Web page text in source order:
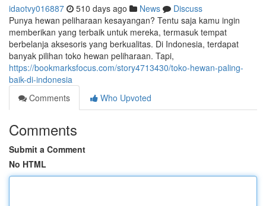
idaotvy016887 510 days ago News
Discuss
Punya hewan peliharaan kesayangan? Tentu saja kamu ingin
memberikan yang terbaik untuk mereka, termasuk tempat
berbelanja aksesoris yang berkualitas. Di Indonesia, terdapat
banyak pilihan toko hewan peliharaan. Tapi,
https://bookmarksfocus.com/story4713430/toko-hewan-paling-
baik-di-indonesia
Comments
Who Upvoted
Comments
Submit a Comment
No HTML